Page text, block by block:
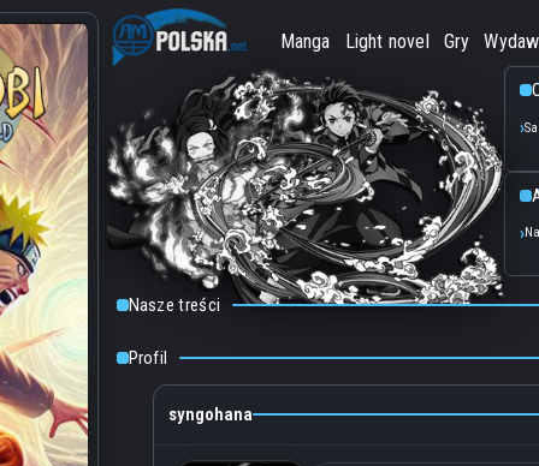
Manga Light novel Gry
Nasze treści
Profil
syngohana